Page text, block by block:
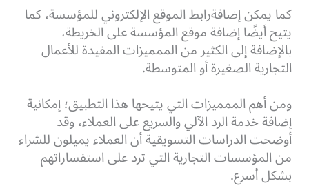
كما يمكن إضافةرابط الموقع الإلكتروني للمؤسسة، كما
يتيح أيضًا إضافة موقع المؤسسة على الخريطة،
بالإضافة إلى الكثير من الممميزات المفيدة للأعمال
التجارية الصغيرة أو المتوسطة.
ومن أهم الممميزات التي يتيحها هذا التطبيق؛ إمكانية
إضافة خدمة الرد الآلي والسريع على العملاء، وقد
أوضحت الدراسات التسويقية أن العملاء يميلون للشراء
من المؤسسات التجارية التي ترد على استفساراتهم
بشكل أسرع.